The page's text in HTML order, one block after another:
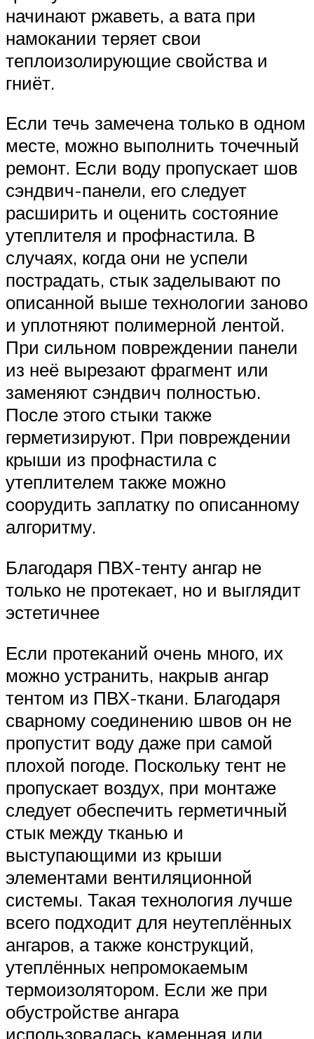
начинают ржаветь, а вата при
намокании теряет свои
теплоизолирующие свойства и
гниёт.
Если течь замечена только в одном
месте, можно выполнить точечный
ремонт. Если воду пропускает шов
сэндвич-панели, его следует
расширить и оценить состояние
утеплителя и профнастила. В
случаях, когда они не успели
пострадать, стык заделывают по
описанной выше технологии заново
и уплотняют полимерной лентой.
При сильном повреждении панели
из неё вырезают фрагмент или
заменяют сэндвич полностью.
После этого стыки также
герметизируют. При повреждении
крыши из профнастила с
утеплителем также можно
соорудить заплатку по описанному
алгоритму.
Благодаря ПВХ-тенту ангар не
только не протекает, но и выглядит
эстетичнее
Если протеканий очень много, их
можно устранить, накрыв ангар
тентом из ПВХ-ткани. Благодаря
сварному соединению швов он не
пропустит воду даже при самой
плохой погоде. Поскольку тент не
пропускает воздух, при монтаже
следует обеспечить герметичный
стык между тканью и
выступающими из крыши
элементами вентиляционной
системы. Такая технология лучше
всего подходит для неутеплённых
ангаров, а также конструкций,
утеплённых непромокаемым
термоизолятором. Если же при
обустройстве ангара
использовалась каменная или